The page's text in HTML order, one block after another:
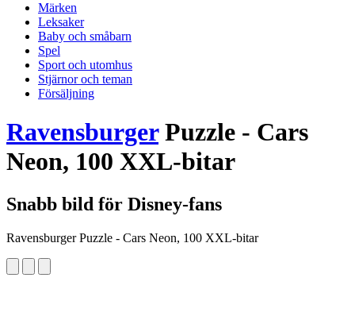
Märken
Leksaker
Baby och småbarn
Spel
Sport och utomhus
Stjärnor och teman
Försäljning
RavensburgerPuzzle - Cars
Neon, 100 XXL-bitar
Snabb bild för Disney-fans
Ravensburger Puzzle - Cars Neon, 100 XXL-bitar